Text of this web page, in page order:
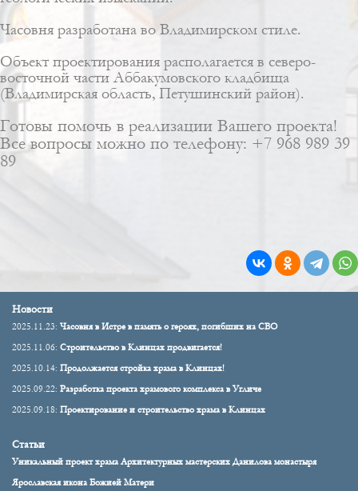
Часовня разработана во Владимирском стиле.
Объект проектирования располагается в северо-
восточной части Аббакумовского кладбища
(Владимирская область, Петушинский район).
Готовы помочь в реализации Вашего проекта!
Все вопросы можно по телефону: +7 968 989 39
89
Новости
2025.11.23: Часовня в Истре в память о героях, погибших на СВО
2025.11.06: Строительство в Клинцах продвигается!
2025.10.14: Продолжается стройка храма в Клинцах!
2025.09.22: Разработка проекта храмового комплекса в Угличе
2025.09.18: Проектирование и строительство храма в Клинцах
Статьи
Уникальный проект храма Архитектурных мастерских Данилова монастыря
Ярославская икона Божией Матери